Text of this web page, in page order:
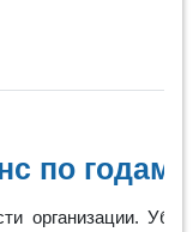
по годам
организации.